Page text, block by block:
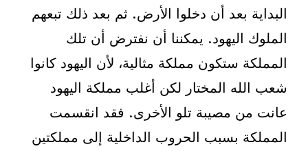
البداية بعد أن دخلوا الأرض. ثم بعد ذلك تبعهم
الملوك اليهود. يمكننا أن نفترض أن تلك
المملكة ستكون مملكة مثالية، لأن اليهود كانوا
شعب الله المختار لكن أغلب مملكة اليهود
عانت من مصيبة تلو الأخرى. فقد انقسمت
المملكة بسبب الحروب الداخلية إلى مملكتين